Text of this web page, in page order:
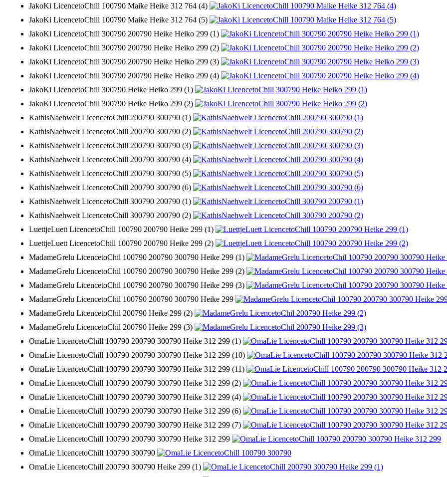
JakoKi LicencetoChill 100790 Maike Heike 312 764 (4)
JakoKi LicencetoChill 100790 Maike Heike 312 764 (5)
JakoKi LicencetoChill 300790 200790 Heike Heiko 299 (1)
JakoKi LicencetoChill 300790 200790 Heike Heiko 299 (2)
JakoKi LicencetoChill 300790 200790 Heike Heiko 299 (3)
JakoKi LicencetoChill 300790 200790 Heike Heiko 299 (4)
JakoKi LicencetoChill 300790 Heike Heiko 299 (1)
JakoKi LicencetoChill 300790 Heike Heiko 299 (2)
KathisNaehwelt LicencetoChill 200790 300790 (1)
KathisNaehwelt LicencetoChill 200790 300790 (2)
KathisNaehwelt LicencetoChill 200790 300790 (3)
KathisNaehwelt LicencetoChill 200790 300790 (4)
KathisNaehwelt LicencetoChill 200790 300790 (5)
KathisNaehwelt LicencetoChill 200790 300790 (6)
KathisNaehwelt LicencetoChill 300790 200790 (1)
KathisNaehwelt LicencetoChill 300790 200790 (2)
LuettjeLuett LicencetoChill 100790 200790 Heike 299 (1)
LuettjeLuett LicencetoChill 100790 200790 Heike 299 (2)
MadameGrelu LicencetoChil 100790 200790 300790 Heike 299 (1)
MadameGrelu LicencetoChil 100790 200790 300790 Heike 299 (2)
MadameGrelu LicencetoChil 100790 200790 300790 Heike 299 (3)
MadameGrelu LicencetoChil 100790 200790 300790 Heike 299
MadameGrelu LicencetoChil 200790 Heike 299 (2)
MadameGrelu LicencetoChil 200790 Heike 299 (3)
OmaLie LicencetoChill 100790 200790 300790 Heike 312 299 (1)
OmaLie LicencetoChill 100790 200790 300790 Heike 312 299 (10)
OmaLie LicencetoChill 100790 200790 300790 Heike 312 299 (11)
OmaLie LicencetoChill 100790 200790 300790 Heike 312 299 (2)
OmaLie LicencetoChill 100790 200790 300790 Heike 312 299 (4)
OmaLie LicencetoChill 100790 200790 300790 Heike 312 299 (6)
OmaLie LicencetoChill 100790 200790 300790 Heike 312 299 (7)
OmaLie LicencetoChill 100790 200790 300790 Heike 312 299
OmaLie LicencetoChill 100790 300790
OmaLie LicencetoChill 200790 300790 Heike 299 (1)